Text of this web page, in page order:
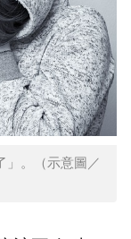
」。（示意圖／